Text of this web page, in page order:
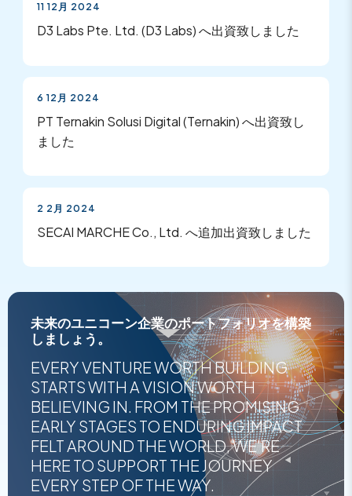
11 12月 2024
D3 Labs Pte. Ltd. (D3 Labs) へ出資致しました
6 12月 2024
PT Ternakin Solusi Digital (Ternakin) へ出資致し
ました
2 2月 2024
SECAI MARCHE Co., Ltd. へ追加出資致しました
未来のユニコーン企業のポートフォリオを構築
しましょう。
EVERY VENTURE WORTH BUILDING
STARTS WITH A VISION WORTH
BELIEVING IN. FROM THE PROMISING
EARLY STAGES TO ENDURING IMPACT
FELT AROUND THE WORLD, WE'RE
HERE TO SUPPORT THE JOURNEY
EVERY STEP OF THE WAY.